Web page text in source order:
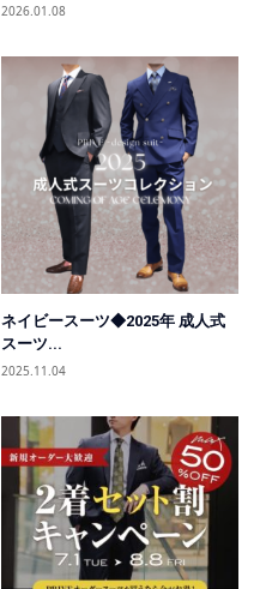
2026.01.08
ネイビースーツ◆2025年 成人式
スーツ...
2025.11.04